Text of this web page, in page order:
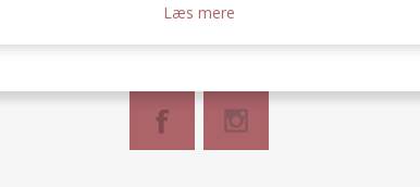
Læs mere